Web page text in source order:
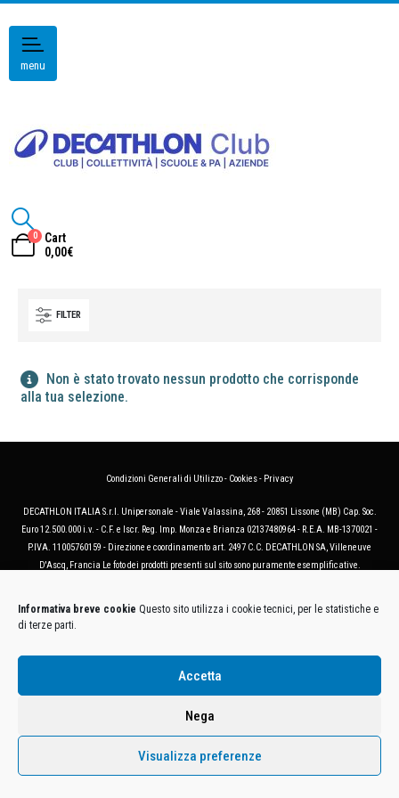
Informativa breve cookie Questo sito utilizza i cookie tecnici, per le statistiche e
di terze parti.
Accetta
Nega
Visualizza preferenze
menu
0
Cart
0,00€
FILTER
Non è stato trovato nessun prodotto che corrisponde
alla tua selezione.
Condizioni Generali di Utilizzo- Cookies- Privacy
DECATHLON ITALIA S.r.l. Unipersonale - Viale Valassina, 268 - 20851 Lissone (MB) Cap. Soc.
Euro 12.500.000 i.v. - C.F. e Iscr. Reg. Imp. Monza e Brianza 02137480964 - R.E.A. MB-1370021 -
P.IVA. 11005760159 - Direzione e coordinamento art. 2497 C.C. DECATHLON SA, Villeneuve
D'Ascq, Francia Le foto dei prodotti presenti sul sito sono puramente esemplificative.